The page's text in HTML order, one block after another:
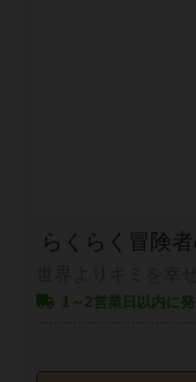
らくらく冒険
1～2営業日以内に